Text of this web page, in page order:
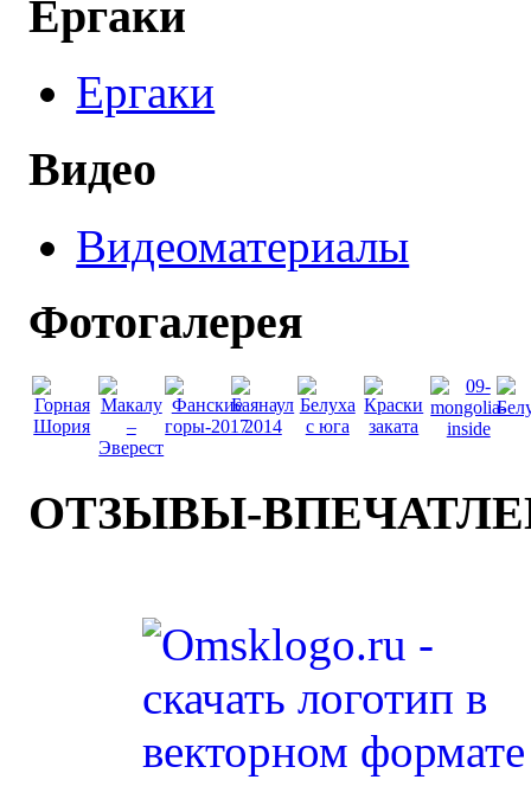
Ергаки
Ергаки
Видео
Видеоматериалы
Фотогалерея
ОТЗЫВЫ-